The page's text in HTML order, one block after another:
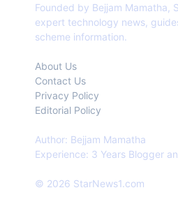
Founded by Bejjam Mamatha,
expert technology news,
scheme information.
About Us
Contact Us
Privacy Policy
Editorial Policy
Author: Bejjam Mamatha
Experience: 3 Years Blogger
© 2026 StarNews1.com